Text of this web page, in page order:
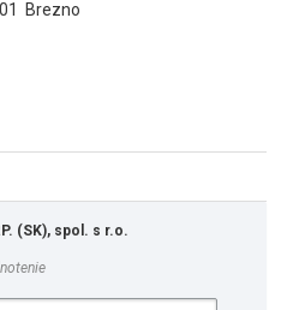
Brezno
(SK), spol. s r.o.